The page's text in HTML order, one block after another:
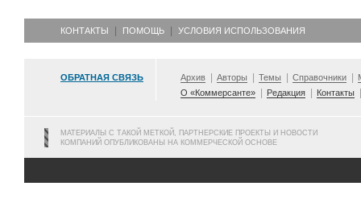
КОНТАКТЫ ПОМОЩЬ УСЛОВИЯ ИСПОЛЬЗОВАНИЯ
ОБРАТНАЯ СВЯЗЬ Архив Авторы Темы Справочники
О «Коммерсанте»
Редакция Контакты
МАТЕРИАЛЫ С ТАКОЙ МЕТКОЙ, ПАРТНЕРСКИЕ ПРОЕКТЫ И НОВОСТИ
КОМПАНИЙ ОПУБЛИКОВАНЫ НА КОММЕРЧЕСКОЙ ОСНОВЕ